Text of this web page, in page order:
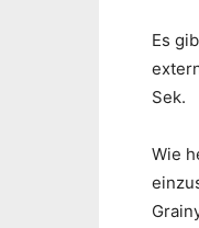
Es
Sek.
Wie